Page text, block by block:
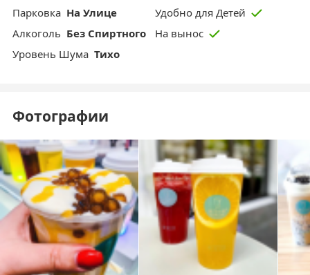
Парковка На Улице
Удобно для Детей
Aлкоголь Без Спиртного
На вынос
Уровень Шума Тихо
Фотографии